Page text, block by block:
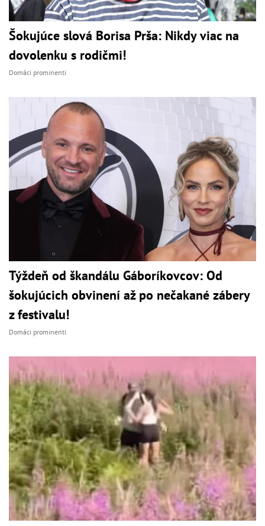
Šokujúce slová Borisa Prša: Nikdy viac na
dovolenku s rodičmi!
Domáci prominenti
Týždeň od škandálu Gáboríkovcov: Od
šokujúcich obvinení až po nečakané zábery
z festivalu!
Domáci prominenti